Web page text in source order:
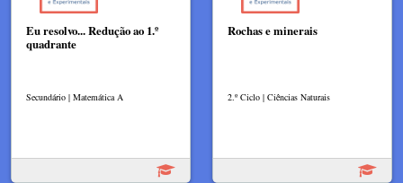
Eu resolvo... Redução ao 1.º
quadrante
Secundário | Matemática A
Rochas e minerais
2.º Ciclo | Ciências Naturais